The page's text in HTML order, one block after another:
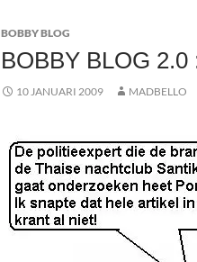
BOBBY BLOG
BOBBY BLOG 2.0
10 JANUARI 2009 MADBELLO